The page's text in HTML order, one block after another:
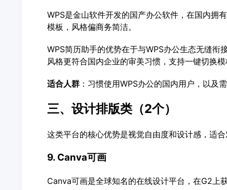
WPS是金山软件开发的国产办公软件，在国内拥
模板，风格偏商务简洁。
WPS简历助手的优势在于与WPS办公生态无缝衔
风格更符合国内企业的审美习惯，支持一键切换
适合人群：习惯使用WPS办公的国内用户，以及
三、设计排版类（2个）
这类平台的核心优势是视觉自由度和设计感，适
9. Canva可画
Canva可画是全球知名的在线设计平台，在G2上